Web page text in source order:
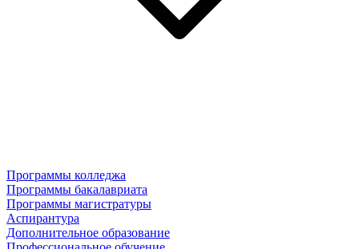
Программы колледжа
Программы бакалавриата
Программы магистратуры
Аспирантура
Дополнительное образование